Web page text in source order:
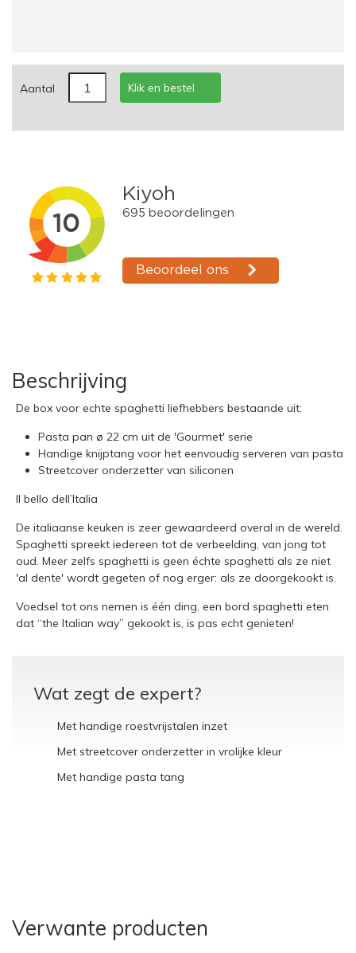
Aantal Klik en bestel
Beschrijving
De box voor echte spaghetti liefhebbers bestaande uit:
Pasta pan ø 22 cm uit de 'Gourmet' serie
Handige knijptang voor het eenvoudig serveren van pasta
Streetcover onderzetter van siliconen
Il bello dell’Italia
De italiaanse keuken is zeer gewaardeerd overal in de wereld.
Spaghetti spreekt iedereen tot de verbeelding, van jong tot
oud. Meer zelfs spaghetti is geen échte spaghetti als ze niet
'al dente' wordt gegeten of nog erger: als ze doorgekookt is.
Voedsel tot ons nemen is één ding, een bord spaghetti eten
dat “the Italian way” gekookt is, is pas echt genieten!
Wat zegt de expert?
Met handige roestvrijstalen inzet
Met streetcover onderzetter in vrolijke kleur
Met handige pasta tang
Verwante producten